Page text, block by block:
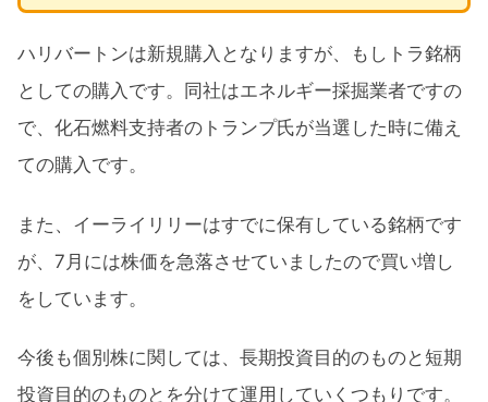
ハリバートンは新規購入となりますが、もしトラ銘柄
としての購入です。同社はエネルギー採掘業者ですの
で、化石燃料支持者のトランプ氏が当選した時に備え
ての購入です。
また、イーライリリーはすでに保有している銘柄です
が、7月には株価を急落させていましたので買い増し
をしています。
今後も個別株に関しては、長期投資目的のものと短期
投資目的のものとを分けて運用していくつもりです。